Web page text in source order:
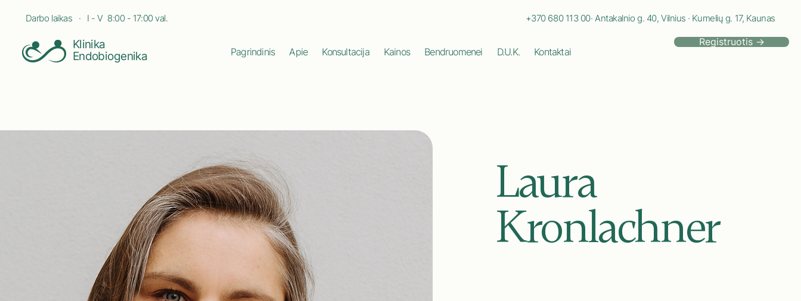
Darbo laikas · I - V 8:00 - 17:00 val. +370 680 113 00· Antakalnio g. 40, Vilnius · Kumelių g. 17, Kaunas
Klinika
Endobiogenika
Pagrindinis Apie Konsultacija Kainos Bendruomenei D.U.K. Kontaktai
Registruotis →
Laura
Kronlachner